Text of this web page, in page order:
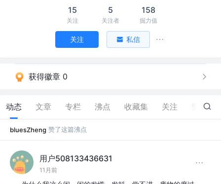
15
关注
5
关注者
158
掘力值
关注 私信
获得徽章 0
动态 文章 专栏 沸点 收藏集 关注 12
bluesZheng 赞了这篇沸点
用户508133436631
11月前